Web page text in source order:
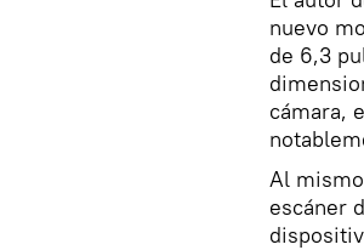
nuevo
de 6,3
cámara,
Al
escáner